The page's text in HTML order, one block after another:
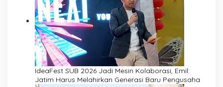
IdeaFest SUB 2026 Jadi Mesin Kolaborasi, Emil:
Jatim Harus Melahirkan Generasi Baru Pengusaha